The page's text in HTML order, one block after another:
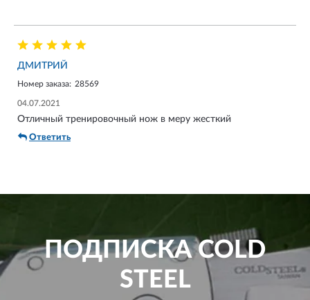
ДМИТРИЙ
Номер заказа: 28569
04.07.2021
Отличный тренировочный нож в меру жесткий
Ответить
ПОДПИСКАCOLD
STEEL